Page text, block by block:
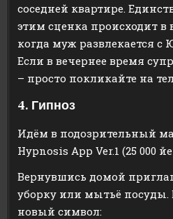
соседней квартире.
этим сценка происходит в
когда муж развлекается с
Если в вечернее время
– просто покликайте на
4. Гипноз
Идём в подозрительный
Hypnosis App Ver.1 (25 000
Вернувшись домой
уборку или мытьё посуды.
новый символ: